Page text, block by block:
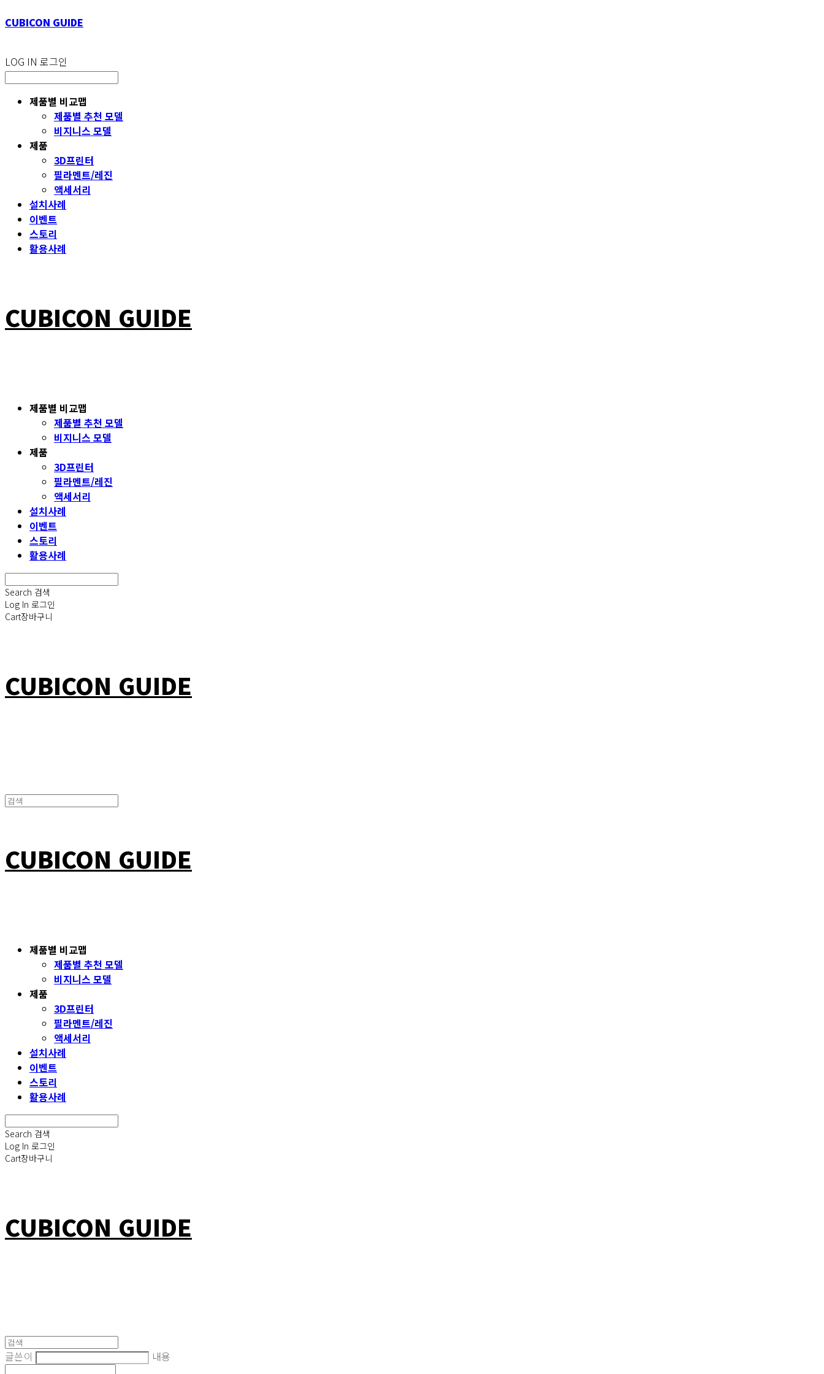
CUBICON GUIDE
LOG IN 로그인
제품별 비교맵
제품별 추천 모델
비지니스 모델
제품
3D프린터
필라멘트/레진
액세서리
설치사례
이벤트
스토리
활용사례
CUBICON GUIDE
제품별 비교맵
제품별 추천 모델
비지니스 모델
제품
3D프린터
필라멘트/레진
액세서리
설치사례
이벤트
스토리
활용사례
Search 검색
Log In 로그인
Cart장바구니
CUBICON GUIDE
CUBICON GUIDE
제품별 비교맵
제품별 추천 모델
비지니스 모델
제품
3D프린터
필라멘트/레진
액세서리
설치사례
이벤트
스토리
활용사례
Search 검색
Log In 로그인
Cart장바구니
CUBICON GUIDE
글쓴이 내용